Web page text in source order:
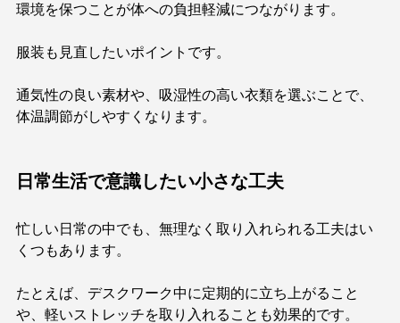
環境を保つことが体への負担軽減につながります。
服装も見直したいポイントです。
通気性の良い素材や、吸湿性の高い衣類を選ぶことで、
体温調節がしやすくなります。
日常生活で意識したい小さな工夫
忙しい日常の中でも、無理なく取り入れられる工夫はい
くつもあります。
たとえば、デスクワーク中に定期的に立ち上がること
や、軽いストレッチを取り入れることも効果的です。